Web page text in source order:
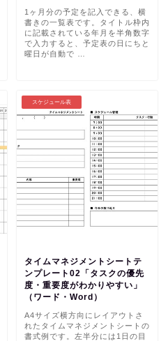
1ヶ月分の予定を記入できる、横
書きの一覧表です。タイトル枠内
に記載されている年月を半角数字
で入力すると、予定表の日にちと
曜日が自動で …
スケジュール表
タイムマネジメントシートテ
ンプレート02「タスクの優先
度・重要度がわかりやすい」
（ワード・Word）
A4サイズ横方向にレイアウトさ
れたタイムマネジメントシートの
書式例です。左半分には1日の目